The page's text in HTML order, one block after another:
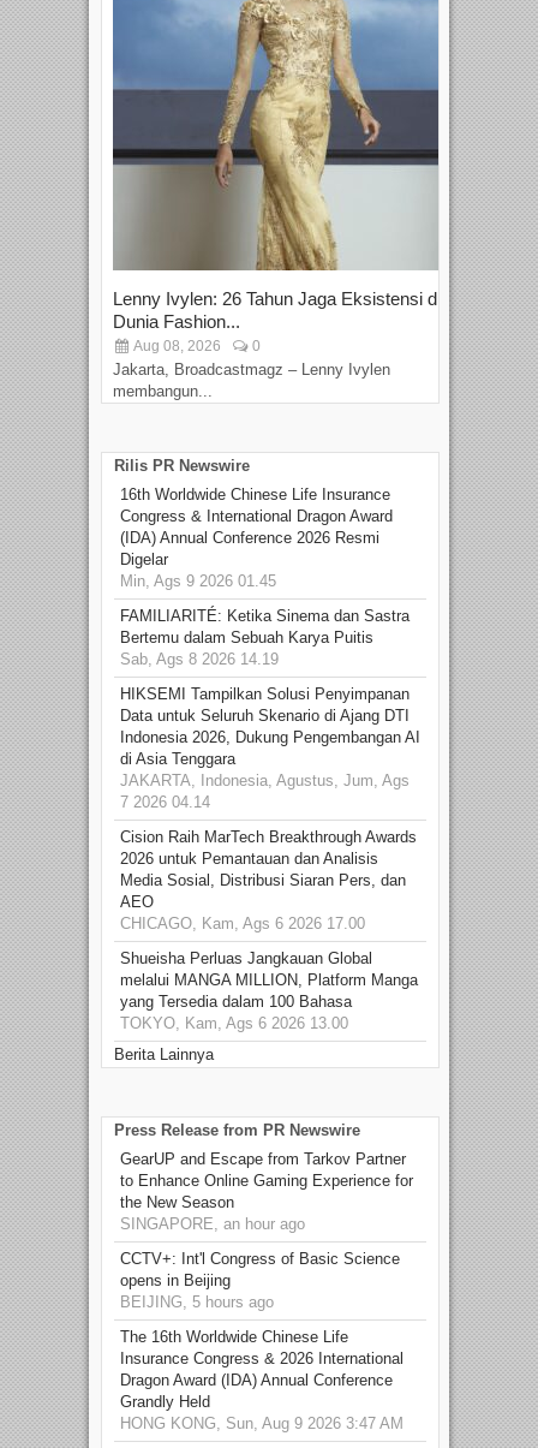
Lenny Ivylen: 26 Tahun Jaga Eksistensi di
Dunia Fashion...
Aug 08, 2026 0
Jakarta, Broadcastmagz – Lenny Ivylen
membangun...
Rilis PR Newswire
16th Worldwide Chinese Life Insurance
Congress & International Dragon Award
(IDA) Annual Conference 2026 Resmi
Digelar
Min, Ags 9 2026 01.45
FAMILIARITÉ: Ketika Sinema dan Sastra
Bertemu dalam Sebuah Karya Puitis
Sab, Ags 8 2026 14.19
HIKSEMI Tampilkan Solusi Penyimpanan
Data untuk Seluruh Skenario di Ajang DTI
Indonesia 2026, Dukung Pengembangan AI
di Asia Tenggara
JAKARTA, Indonesia, Agustus, Jum, Ags
7 2026 04.14
Cision Raih MarTech Breakthrough Awards
2026 untuk Pemantauan dan Analisis
Media Sosial, Distribusi Siaran Pers, dan
AEO
CHICAGO, Kam, Ags 6 2026 17.00
Shueisha Perluas Jangkauan Global
melalui MANGA MILLION, Platform Manga
yang Tersedia dalam 100 Bahasa
TOKYO, Kam, Ags 6 2026 13.00
Berita Lainnya
Press Release from PR Newswire
GearUP and Escape from Tarkov Partner
to Enhance Online Gaming Experience for
the New Season
SINGAPORE, an hour ago
CCTV+: Int'l Congress of Basic Science
opens in Beijing
BEIJING, 5 hours ago
The 16th Worldwide Chinese Life
Insurance Congress & 2026 International
Dragon Award (IDA) Annual Conference
Grandly Held
HONG KONG, Sun, Aug 9 2026 3:47 AM